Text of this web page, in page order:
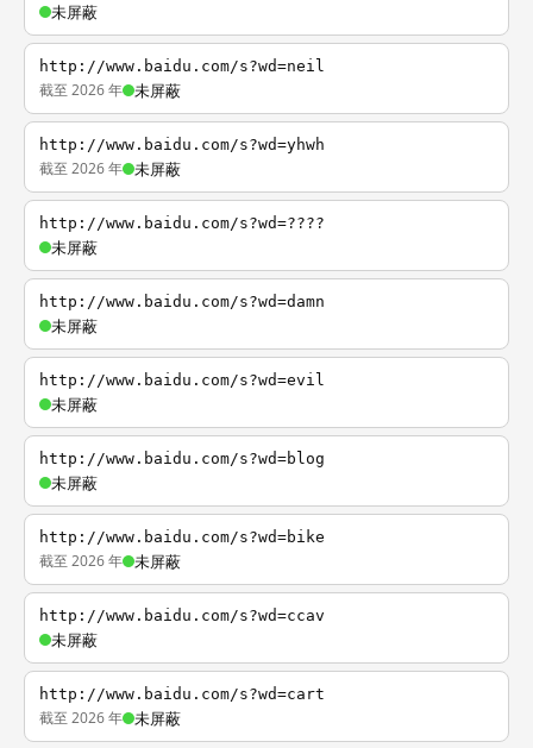
未屏蔽
http://www.baidu.com/s?wd=neil
截至 2026 年 未屏蔽
http://www.baidu.com/s?wd=yhwh
截至 2026 年 未屏蔽
http://www.baidu.com/s?wd=????
未屏蔽
http://www.baidu.com/s?wd=damn
未屏蔽
http://www.baidu.com/s?wd=evil
未屏蔽
http://www.baidu.com/s?wd=blog
未屏蔽
http://www.baidu.com/s?wd=bike
截至 2026 年 未屏蔽
http://www.baidu.com/s?wd=ccav
未屏蔽
http://www.baidu.com/s?wd=cart
截至 2026 年 未屏蔽